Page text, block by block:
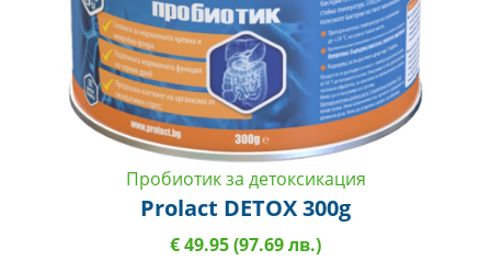
Пробиотик за детоксикация
Prolact DETOX 300g
€ 49.95 (97.69 лв.)